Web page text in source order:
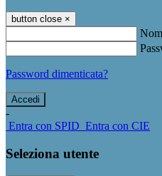
button close ×
Password dimenticata?
-
Entra con SPID Entra con CIE
Seleziona utente